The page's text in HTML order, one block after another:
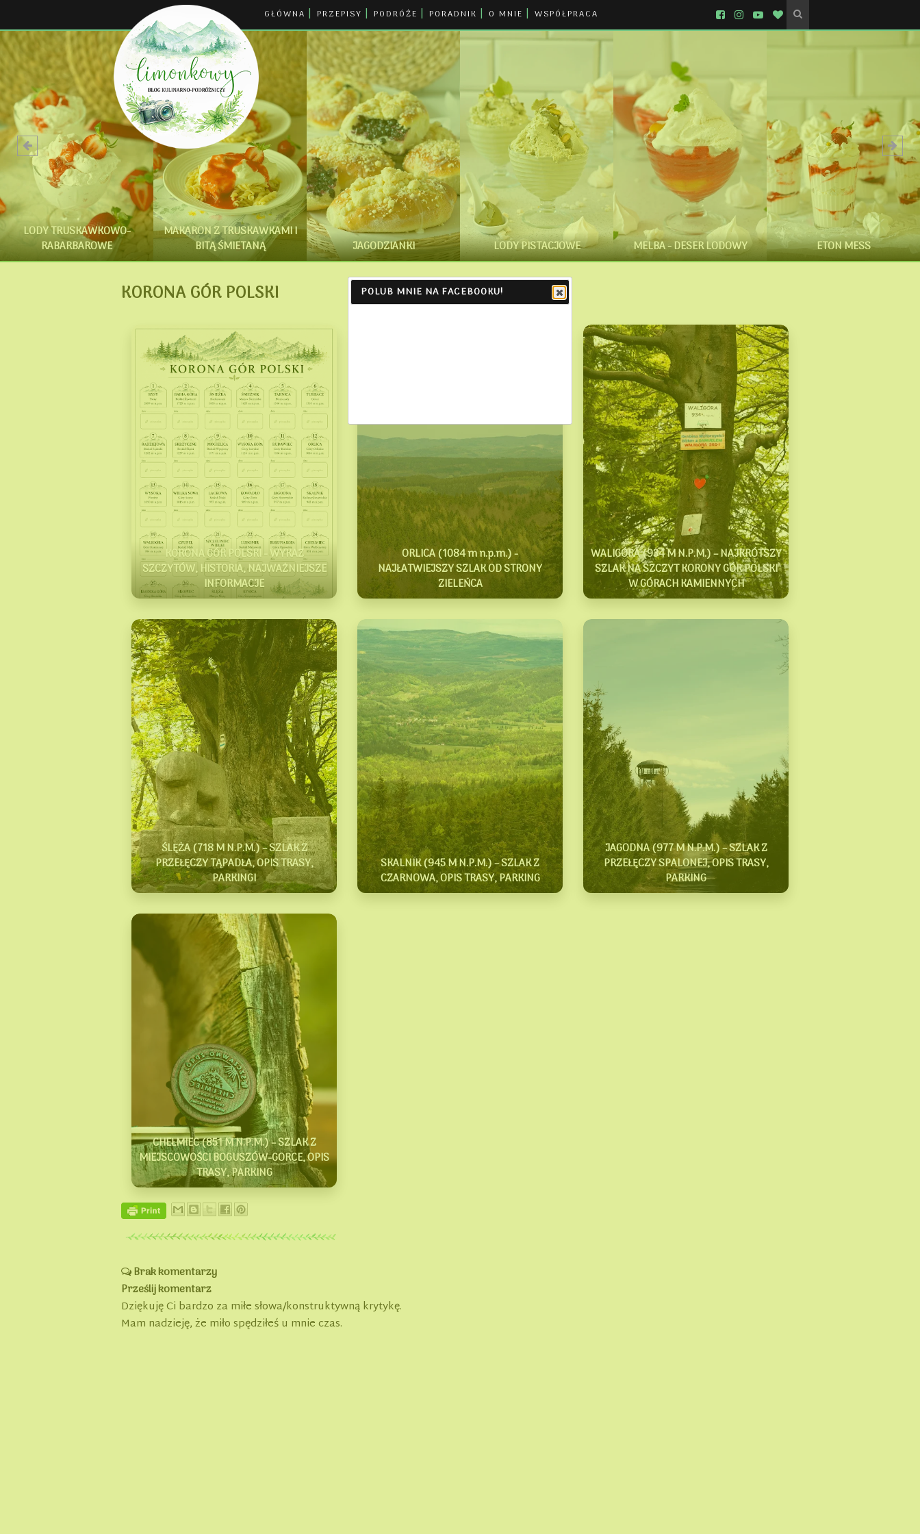
GŁÓWNA PRZEPISY PODRÓŻE PORADNIK O MNIE WSPÓŁPRACA
LODY TRUSKAWKOWO-
RABARBAROWE
MAKARON Z TRUSKAWKAMI I
BITĄ ŚMIETANĄ
JAGODZIANKI LODY PISTACJOWE MELBA - DESER LODOWY ETON MESS
KORONA GÓR POLSKI
KORONA GÓR POLSKI - WYKAZ
SZCZYTÓW, HISTORIA, NAJWAŻNIEJSZE
INFORMACJE
ORLICA (1084 m n.p.m.) -
NAJŁATWIEJSZY SZLAK OD STRONY
ZIELEŃCA
WALIGÓRA (934 M N.P.M.) – NAJKRÓTSZY
SZLAK NA SZCZYT KORONY GÓR POLSKI
W GÓRACH KAMIENNYCH
ŚLĘŻA (718 M N.P.M.) – SZLAK Z
PRZEŁĘCZY TĄPADŁA, OPIS TRASY,
PARKINGI
SKALNIK (945 M N.P.M.) – SZLAK Z
CZARNOWA, OPIS TRASY, PARKING
JAGODNA (977 M N.P.M.) – SZLAK Z
PRZEŁĘCZY SPALONEJ, OPIS TRASY,
PARKING
CHEŁMIEC (851 M N.P.M.) – SZLAK Z
MIEJSCOWOŚCI BOGUSZÓW-GORCE, OPIS
TRASY, PARKING
Brak komentarzy
Prześlij komentarz
Dziękuję Ci bardzo za miłe słowa/konstruktywną krytykę.
Mam nadzieję, że miło spędziłeś u mnie czas.
POLUB MNIE NA FACEBOOKU!